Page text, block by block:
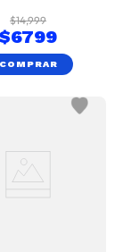
$14,999
$6799
COMPRAR